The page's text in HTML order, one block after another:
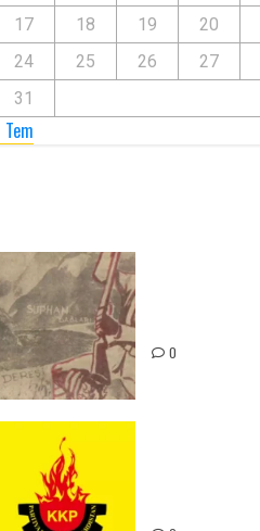
17
18 19 20
24
25 26 27
31
0